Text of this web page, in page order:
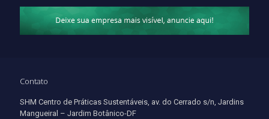
Contato
SHM Centro de Práticas Sustentáveis, av. do Cerrado s/n, Jardins
Mangueiral – Jardim Botânico-DF